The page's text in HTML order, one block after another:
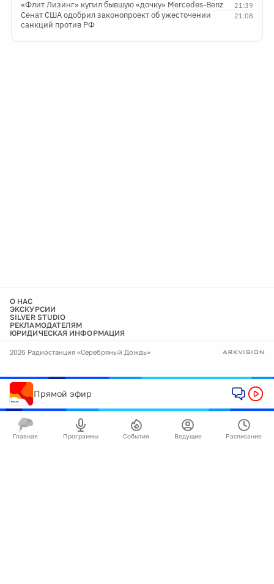
21:39
«Флит Лизинг» купил бывшую «дочку» Mercedes-Benz
21:08
Сенат США одобрил законопроект об ужесточении
санкций против РФ
О НАС
ЭКСКУРСИИ
SILVER STUDIO
РЕКЛАМОДАТЕЛЯМ
ЮРИДИЧЕСКАЯ ИНФОРМАЦИЯ
2026 Радиостанция «Серебряный Дождь»
Прямой эфир
Главная Программы События Ведущие Расписание